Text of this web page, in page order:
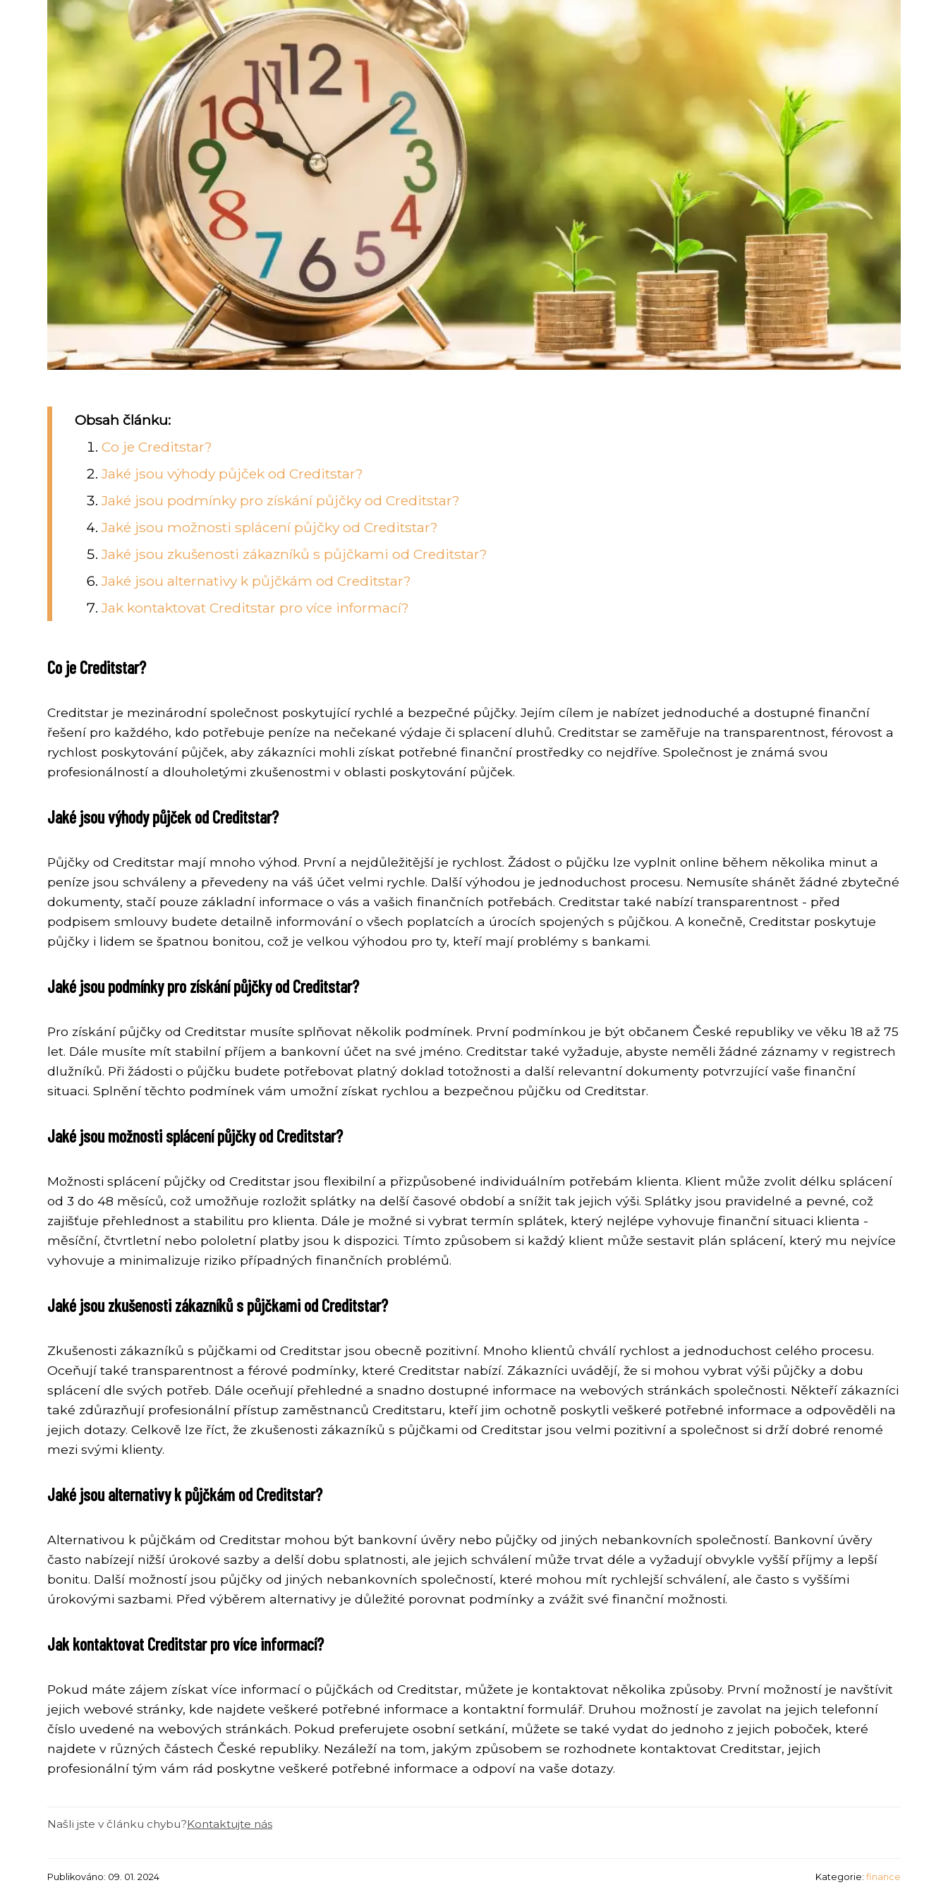
Obsah článku:
Co je Creditstar?
Jaké jsou výhody půjček od Creditstar?
Jaké jsou podmínky pro získání půjčky od Creditstar?
Jaké jsou možnosti splácení půjčky od Creditstar?
Jaké jsou zkušenosti zákazníků s půjčkami od Creditstar?
Jaké jsou alternativy k půjčkám od Creditstar?
Jak kontaktovat Creditstar pro více informací?
Co je Creditstar?
Creditstar je mezinárodní společnost poskytující rychlé a bezpečné půjčky. Jejím cílem je nabízet jednoduché a dostupné finanční
řešení pro každého, kdo potřebuje peníze na nečekané výdaje či splacení dluhů. Creditstar se zaměřuje na transparentnost, férovost a
rychlost poskytování půjček, aby zákazníci mohli získat potřebné finanční prostředky co nejdříve. Společnost je známá svou
profesionálností a dlouholetými zkušenostmi v oblasti poskytování půjček.
Jaké jsou výhody půjček od Creditstar?
Půjčky od Creditstar mají mnoho výhod. První a nejdůležitější je rychlost. Žádost o půjčku lze vyplnit online během několika minut a
peníze jsou schváleny a převedeny na váš účet velmi rychle. Další výhodou je jednoduchost procesu. Nemusíte shánět žádné zbytečné
dokumenty, stačí pouze základní informace o vás a vašich finančních potřebách. Creditstar také nabízí transparentnost - před
podpisem smlouvy budete detailně informování o všech poplatcích a úrocích spojených s půjčkou. A konečně, Creditstar poskytuje
půjčky i lidem se špatnou bonitou, což je velkou výhodou pro ty, kteří mají problémy s bankami.
Jaké jsou podmínky pro získání půjčky od Creditstar?
Pro získání půjčky od Creditstar musíte splňovat několik podmínek. První podmínkou je být občanem České republiky ve věku 18 až 75
let. Dále musíte mít stabilní příjem a bankovní účet na své jméno. Creditstar také vyžaduje, abyste neměli žádné záznamy v registrech
dlužníků. Při žádosti o půjčku budete potřebovat platný doklad totožnosti a další relevantní dokumenty potvrzující vaše finanční
situaci. Splnění těchto podmínek vám umožní získat rychlou a bezpečnou půjčku od Creditstar.
Jaké jsou možnosti splácení půjčky od Creditstar?
Možnosti splácení půjčky od Creditstar jsou flexibilní a přizpůsobené individuálním potřebám klienta. Klient může zvolit délku splácení
od 3 do 48 měsíců, což umožňuje rozložit splátky na delší časové období a snížit tak jejich výši. Splátky jsou pravidelné a pevné, což
zajišťuje přehlednost a stabilitu pro klienta. Dále je možné si vybrat termín splátek, který nejlépe vyhovuje finanční situaci klienta -
měsíční, čtvrtletní nebo pololetní platby jsou k dispozici. Tímto způsobem si každý klient může sestavit plán splácení, který mu nejvíce
vyhovuje a minimalizuje riziko případných finančních problémů.
Jaké jsou zkušenosti zákazníků s půjčkami od Creditstar?
Zkušenosti zákazníků s půjčkami od Creditstar jsou obecně pozitivní. Mnoho klientů chválí rychlost a jednoduchost celého procesu.
Oceňují také transparentnost a férové podmínky, které Creditstar nabízí. Zákazníci uvádějí, že si mohou vybrat výši půjčky a dobu
splácení dle svých potřeb. Dále oceňují přehledné a snadno dostupné informace na webových stránkách společnosti. Někteří zákazníci
také zdůrazňují profesionální přístup zaměstnanců Creditstaru, kteří jim ochotně poskytli veškeré potřebné informace a odpověděli na
jejich dotazy. Celkově lze říct, že zkušenosti zákazníků s půjčkami od Creditstar jsou velmi pozitivní a společnost si drží dobré renomé
mezi svými klienty.
Jaké jsou alternativy k půjčkám od Creditstar?
Alternativou k půjčkám od Creditstar mohou být bankovní úvěry nebo půjčky od jiných nebankovních společností. Bankovní úvěry
často nabízejí nižší úrokové sazby a delší dobu splatnosti, ale jejich schválení může trvat déle a vyžadují obvykle vyšší příjmy a lepší
bonitu. Další možností jsou půjčky od jiných nebankovních společností, které mohou mít rychlejší schválení, ale často s vyššími
úrokovými sazbami. Před výběrem alternativy je důležité porovnat podmínky a zvážit své finanční možnosti.
Jak kontaktovat Creditstar pro více informací?
Pokud máte zájem získat více informací o půjčkách od Creditstar, můžete je kontaktovat několika způsoby. První možností je navštívit
jejich webové stránky, kde najdete veškeré potřebné informace a kontaktní formulář. Druhou možností je zavolat na jejich telefonní
číslo uvedené na webových stránkách. Pokud preferujete osobní setkání, můžete se také vydat do jednoho z jejich poboček, které
najdete v různých částech České republiky. Nezáleží na tom, jakým způsobem se rozhodnete kontaktovat Creditstar, jejich
profesionální tým vám rád poskytne veškeré potřebné informace a odpoví na vaše dotazy.
Našli jste v článku chybu?Kontaktujte nás
Publikováno: 09. 01. 2024 Kategorie: finance